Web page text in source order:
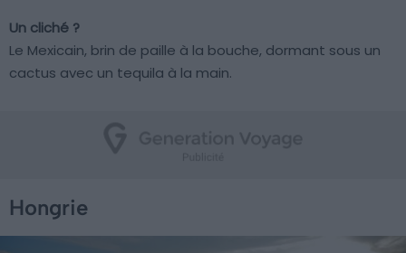
Un cliché ?
Le Mexicain, brin de paille à la bouche, dormant sous un
cactus avec un tequila à la main.
Hongrie